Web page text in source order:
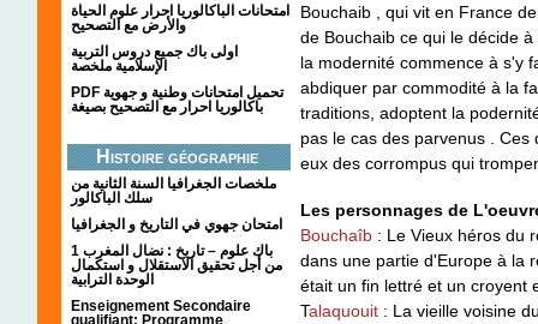
امتحانات الباكالوريا احرار علوم الحياة
والأرض مع التصحيح
اولى باك جميع دروس التربية
الإسلامية ملخصة
PDF تحميل امتحانات وطنية و جهوية
باكالوريا احرار مع التصحيح بصيغة
Histoire géographie
ملخصات الجغرافيا السنة الثانية من
سلك الباكالور
امتحان جهوي في التاريخ و الجغرافيا
1 باك علوم – تاريخ : نضال المغرب
من أجل تحقيق الاستقلال و استكمال
الوحدة الترابية
Enseignement Secondaire
qualifiant: Programme
Bouchaib , qui vit en France
de Bouchaib ce qui le décide
la modernité commence à s'y
abdiquer par commodité à la
traditions, adoptent la
pas le cas des parvenus .
eux des corrompus qui
Les personnages de
Bouchaîb : Le Vieux héros du
dans une partie d'Europe à la
était un fin lettré et un croyent
Talaquouit : La vieille voisine